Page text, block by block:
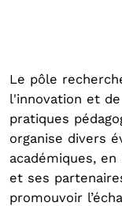
Le pôle
l'innovation et
pratiques
organise divers
académiques,
et ses
promouvoir